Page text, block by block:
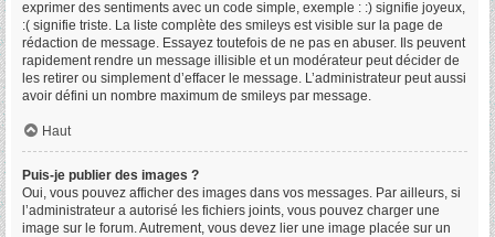
exprimer des sentiments avec un code simple, exemple : :) signifie joyeux,
:( signifie triste. La liste complète des smileys est visible sur la page de
rédaction de message. Essayez toutefois de ne pas en abuser. Ils peuvent
rapidement rendre un message illisible et un modérateur peut décider de
les retirer ou simplement d’effacer le message. L’administrateur peut aussi
avoir défini un nombre maximum de smileys par message.
Haut
Puis-je publier des images ?
Oui, vous pouvez afficher des images dans vos messages. Par ailleurs, si
l’administrateur a autorisé les fichiers joints, vous pouvez charger une
image sur le forum. Autrement, vous devez lier une image placée sur un